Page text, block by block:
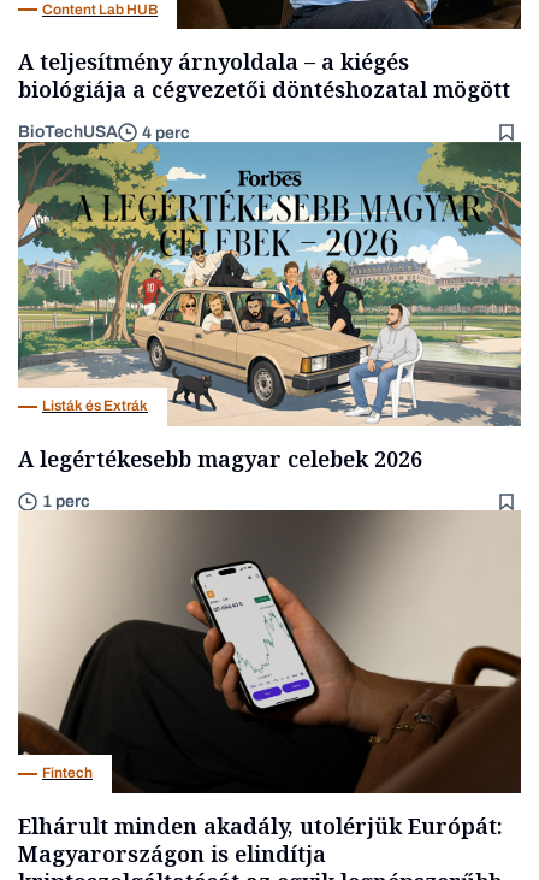
Content Lab HUB
A teljesítmény árnyoldala – a kiégés
biológiája a cégvezetői döntéshozatal mögött
BioTechUSA 4 perc
Listák és Extrák
A legértékesebb magyar celebek 2026
1 perc
Fintech
Elhárult minden akadály, utolérjük Európát:
Magyarországon is elindítja